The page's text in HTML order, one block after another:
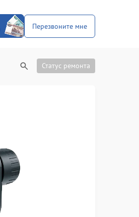
Перезвоните мне
Статус ремонта